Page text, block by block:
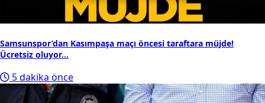
Samsunspor’dan Kasımpaşa maçı öncesi taraftara müjde!
Ücretsiz oluyor...
5 dakika önce